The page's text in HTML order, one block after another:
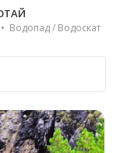
Водопад / Водоскат